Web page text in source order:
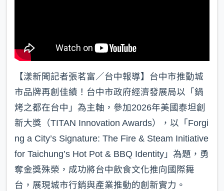
【漾新聞記者張茗富／台中報導】台中市推動城
市品牌再創佳績！台中市政府經濟發展局以「鍋
烤之都在台中」為主軸，參加2026年美國泰坦創
新大獎（TITAN Innovation Awards），以「Forgi
ng a City’s Signature: The Fire & Steam Initiative
for Taichung’s Hot Pot & BBQ Identity」為題，勇
奪金獎殊榮，成功將台中飲食文化推向國際舞
台，展現城市行銷與產業推動的創新實力。